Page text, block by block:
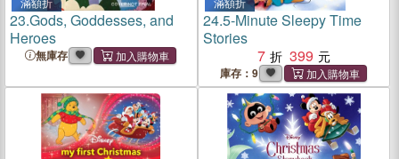
23.Gods, Goddesses, and
Heroes
無庫存
24.5-Minute Sleepy Time
Stories
7
399
庫存：9